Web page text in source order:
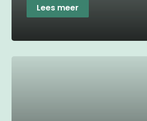
Lees meer